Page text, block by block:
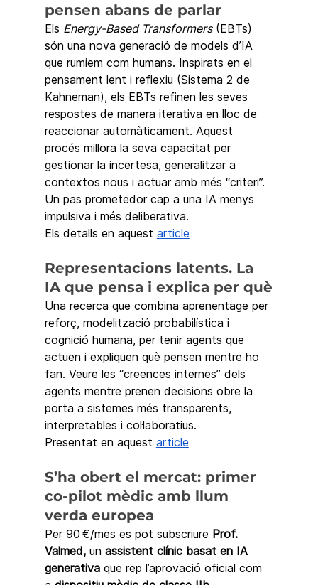
pensen abans de parlar
Els Energy-Based Transformers (EBTs)
són una nova generació de models d’IA
que rumiem com humans. Inspirats en el
pensament lent i reflexiu (Sistema 2 de
Kahneman), els EBTs refinen les seves
respostes de manera iterativa en lloc de
reaccionar automàticament. Aquest
procés millora la seva capacitat per
gestionar la incertesa, generalitzar a
contextos nous i actuar amb més “criteri”.
Un pas prometedor cap a una IA menys
impulsiva i més deliberativa.
Els detalls en aquest article
Representacions latents. La
IA que pensa i explica per què
Una recerca que combina aprenentage per
reforç, modelització probabilística i
cognició humana, per tenir agents que
actuen i expliquen què pensen mentre ho
fan. Veure les “creences internes” dels
agents mentre prenen decisions obre la
porta a sistemes més transparents,
interpretables i col·laboratius.
Presentat en aquest article
S’ha obert el mercat: primer
co-pilot mèdic amb llum
verda europea
Per 90 €/mes es pot subscriure Prof.
Valmed, un assistent clínic basat en IA
generativa que rep l’aprovació oficial com